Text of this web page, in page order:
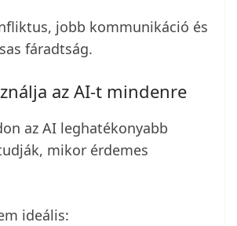
jobb kommunikáció és
fáradtság.
az AI-t mindenre
az AI leghatékonyabb
mikor érdemes
ideális: